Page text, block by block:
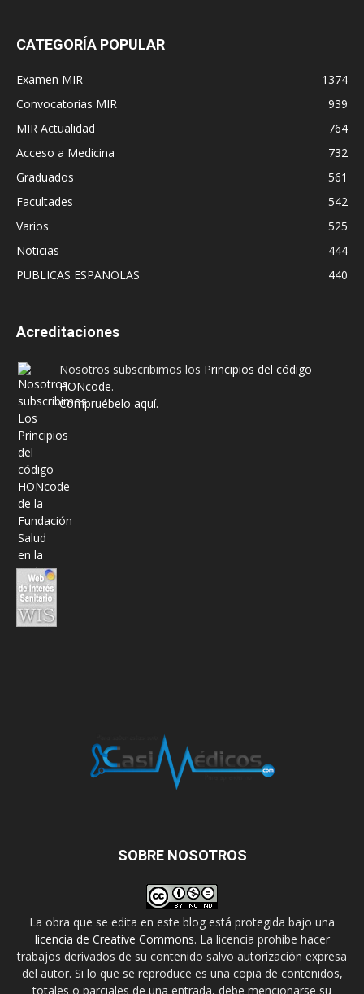
CATEGORÍA POPULAR
Examen MIR
1374
Convocatorias MIR
939
MIR Actualidad
764
Acceso a Medicina
732
Graduados
561
Facultades
542
Varios
525
Noticias
444
PUBLICAS ESPAÑOLAS
440
Acreditaciones
Nosotros subscribimos los Principios del código
HONcode.
Compruébelo aquí.
SOBRE NOSOTROS
La obra que se edita en este blog está protegida bajo una
licencia de Creative Commons. La licencia prohíbe hacer
trabajos derivados de su contenido salvo autorización expresa
del autor. Si lo que se reproduce es una copia de contenidos,
totales o parciales de una entrada, debe mencionarse su